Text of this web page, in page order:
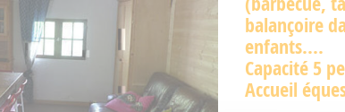
balançoire
enfants....
Capacité 5
Accueil